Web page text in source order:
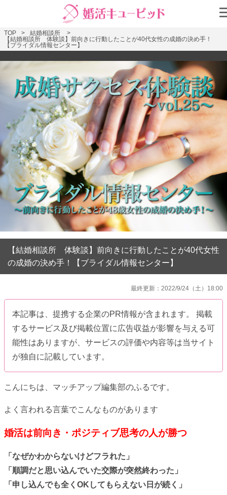
TOP
結婚相談所
【結婚相談所 体験談】前向きに行動したことが40代女性の成婚の決め手！
【ブライダル情報センター】
【結婚相談所 体験談】前向きに行動したことが40代女性
の成婚の決め手！【ブライダル情報センター】
最終更新：2022/9/24（土）18:00
本記事は、提携する企業のPR情報が含まれます。 掲載
するサービス及び掲載位置に広告収益が影響を与える可
能性はありますが、サービスの評価や内容等は当サイト
が独自に記載しています。
こんにちは、マッチアップ編集部のふるです。
よく言われる言葉でこんなものがあります
婚活は前向き・ポジティブ思考の人が勝つ
「なぜかわからないけどフラれた」
「順調だと思い込んでいた交際が突然終わった」
「申し込んでも全くOKしてもらえない日が続く」